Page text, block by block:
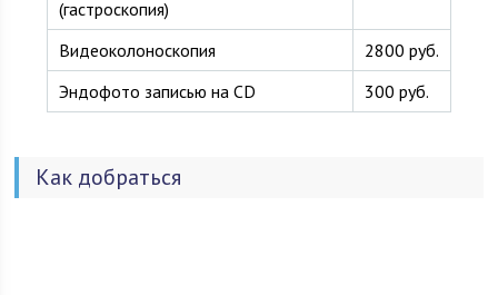
(гастроскопия)
Видеоколоноскопия
2800 руб.
Эндофото записью на CD
300 руб.
Как добраться